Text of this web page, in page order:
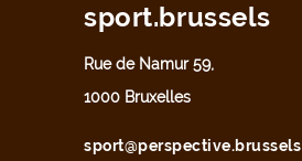
sport.brussels
Rue de Namur 59,
1000 Bruxelles
sport@perspective.brussels